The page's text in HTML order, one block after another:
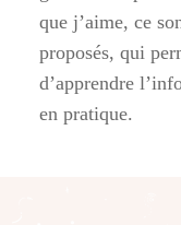
que j’aime, ce
proposés, qui
d’apprendre
en pratique.